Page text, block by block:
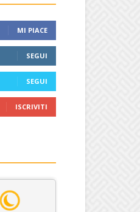
MI PIACE
SEGUI
SEGUI
ISCRIVITI